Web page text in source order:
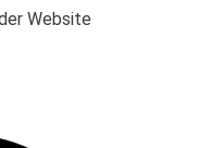
Website